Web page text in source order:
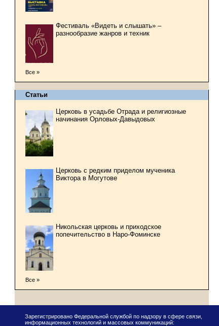
Фестиваль «Видеть и слышать» –
разнообразие жанров и техник
Все »
Статьи
Церковь в усадьбе Отрада и религиозные
начинания Орловых-Давыдовых
Церковь с редким приделом мученика
Виктора в Могутове
Никольская церковь и приходское
попечительство в Наро-Фоминске
Все »
Зарегистрировано Федеральной службой по надзору в сфере связи,
информационных технологий и массовых коммуникаций: